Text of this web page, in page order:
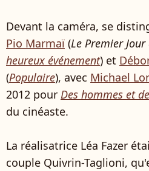
Devant la caméra, se
Pio Marmaï (Le Premier
heureux événement) et
(Populaire), avec Michael
2012 pour Des hommes et
du cinéaste.
La réalisatrice Léa Fazer
couple Quivrin-Taglioni,